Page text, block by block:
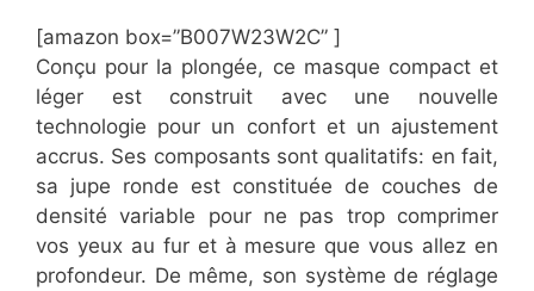
[amazon box=”​​B007W23W2C” ]
​Conçu pour la plongée, ce masque compact et
léger est construit avec une nouvelle
technologie pour un confort et un ajustement
accrus. Ses composants sont qualitatifs: en fait,
sa jupe ronde est constituée de couches de
densité variable pour ne pas trop comprimer
vos yeux au fur et à mesure que vous allez en
profondeur. De même, son système de réglage